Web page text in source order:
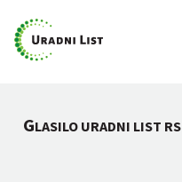
GLASILO URADNI LIST RS